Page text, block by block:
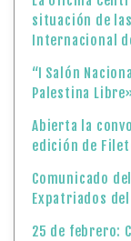
situación de
Internacional
“I Salón
Palestina
Abierta la
edición de
Comunicado
Expatriados
25 de febrero: